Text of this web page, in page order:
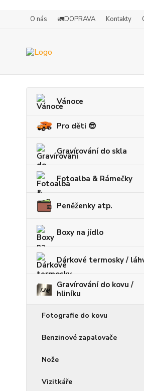
O nás 🚛DOPRAVA Kontakty
Vánoce
Pro děti 😎
Gravírování do skla
Fotoalba & Rámečky
Peněženky atp.
Boxy na jídlo
Dárkové termosky /
Gravírování do kovu /
hliníku
Fotografie do kovu
Benzinové zapalovače
Nože
Vizitkáře